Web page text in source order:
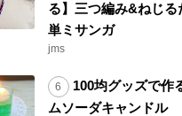
る】三つ編み&ねじる
単ミサンガ
jms
100均グッズで作
ムソーダキャンドル